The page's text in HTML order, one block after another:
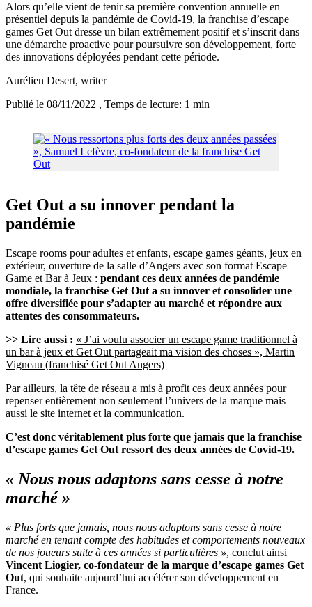
Alors qu’elle vient de tenir sa première convention annuelle en
présentiel depuis la pandémie de Covid-19, la franchise d’escape
games Get Out dresse un bilan extrêmement positif et s’inscrit dans
une démarche proactive pour poursuivre son développement, forte
des innovations déployées pendant cette période.
Aurélien Desert, writer
Publié le 08/11/2022 , Temps de lecture: 1 min
Get Out a su innover pendant la
pandémie
Escape rooms pour adultes et enfants, escape games géants, jeux en
extérieur, ouverture de la salle d’Angers avec son format Escape
Game et Bar à Jeux : pendant ces deux années de pandémie
mondiale, la franchise Get Out a su innover et consolider une
offre diversifiée pour s’adapter au marché et répondre aux
attentes des consommateurs.
>> Lire aussi : « J’ai voulu associer un escape game traditionnel à
un bar à jeux et Get Out partageait ma vision des choses », Martin
Vigneau (franchisé Get Out Angers)
Par ailleurs, la tête de réseau a mis à profit ces deux années pour
repenser entièrement non seulement l’univers de la marque mais
aussi le site internet et la communication.
C’est donc véritablement plus forte que jamais que la franchise
d’escape games Get Out ressort des deux années de Covid-19.
« Nous nous adaptons sans cesse à notre
marché »
« Plus forts que jamais, nous nous adaptons sans cesse à notre
marché en tenant compte des habitudes et comportements nouveaux
de nos joueurs suite à ces années si particulières », conclut ainsi
Vincent Liogier, co-fondateur de la marque d’escape games Get
Out, qui souhaite aujourd’hui accélérer son développement en
France.